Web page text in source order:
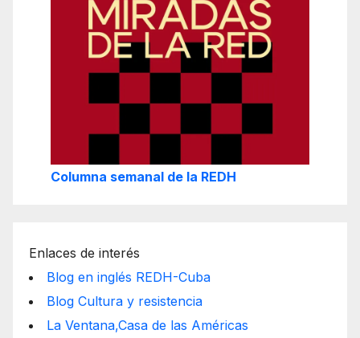
Columna semanal de la REDH
Enlaces de interés
Blog en inglés REDH-Cuba
Blog Cultura y resistencia
La Ventana,Casa de las Américas